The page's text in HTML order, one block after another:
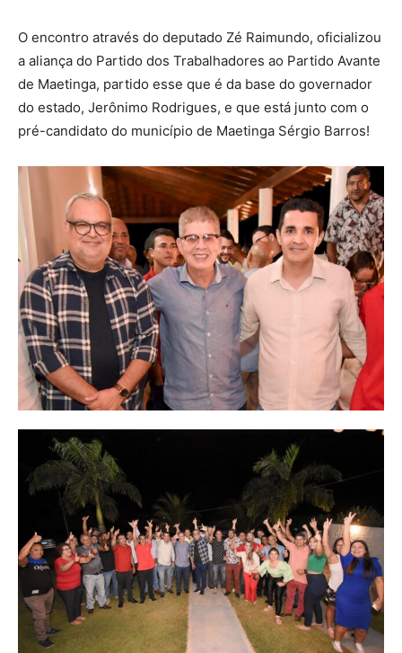
O encontro através do deputado Zé Raimundo, oficializou
a aliança do Partido dos Trabalhadores ao Partido Avante
de Maetinga, partido esse que é da base do governador
do estado, Jerônimo Rodrigues, e que está junto com o
pré-candidato do município de Maetinga Sérgio Barros!